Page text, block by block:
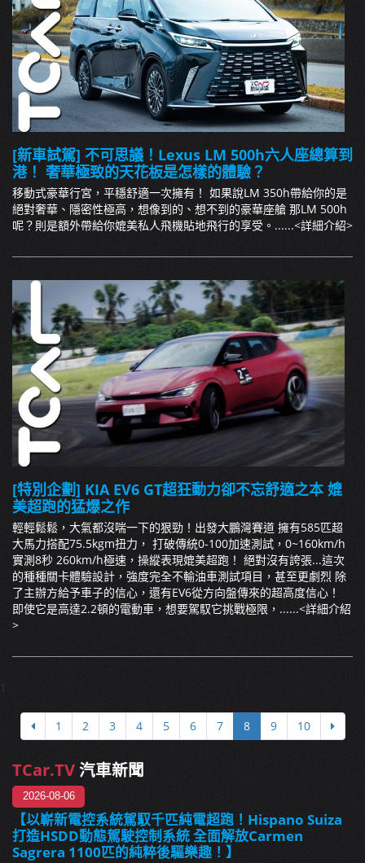
[新車試駕] 不可思議！Lexus LM 500h六人座總算到
港！ 奢華極致的天花板是怎樣的體驗？
移動式豪華行宮，平穩舒適一次擁有！ 如果說LM 350h帶給你的是
絕對奢華、隱密性極高，想像到的、想不到的豪華座艙 那LM 500h
呢？則是額外帶給你媲美私人飛機貼地飛行的享受。......<詳細介紹>
[特別企劃] KIA EV6 GT超狂動力卻不忘舒適之本 媲
美超跑的猛爆之作
輕輕鬆鬆，大氣都沒喘一下的狠勁！出發大鵬灣賽道 擁有585匹超
大馬力搭配75.5kgm扭力， 打破傳統0-100加速測試，0~160km/h
實測8秒 260km/h極速，操縱表現媲美超跑！ 絕對沒有誇張...這次
的種種關卡體驗設計，強度完全不輸油車測試項目，甚至更劇烈 除
了主辦方給予車子的信心，還有EV6從方向盤傳來的超高度信心！
即使它是高達2.2頓的電動車，想要駕馭它挑戰極限，......<詳細介紹
>
1 2 3 4 5 6 7 8 9 10
TCar.TV汽車新聞
2026-08-06
【以嶄新電控系統駕馭千匹純電超跑！Hispano Suiza
打造HSDD動態駕駛控制系統 全面解放Carmen
Sagrera 1100匹的純粹後驅樂趣！】